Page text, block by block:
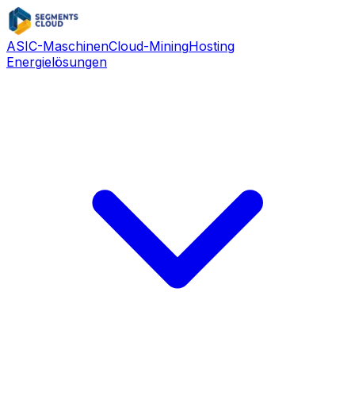
ASIC-MaschinenCloud-MiningHosting
Energielösungen